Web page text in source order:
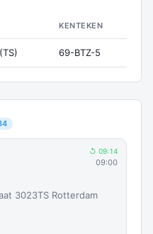
KENTEKEN
69-BTZ-5
↺ 09:14
09:00
3023TS Rotterdam